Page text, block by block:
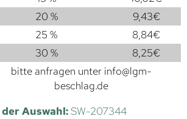
20 % 9,43€
25 % 8,84€
30 % 8,25€
bitte anfragen unter info@lgm-
beschlag.de
Auswahl:SW-207344